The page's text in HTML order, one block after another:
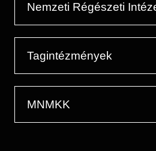
Nemzeti Régészeti
Tagintézmények
MNMKK